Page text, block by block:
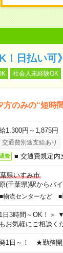
！日払い
社会人未経験OK
方のみの“短時
1,300円～1,875円
交通費別途支給あり
費 ■ 交通費規定
県いすみ市
(千葉県)駅からバ
■物流センターなど ■
日3時間～OK！＞
お気軽にご相談く
1日～！ ★勤務開